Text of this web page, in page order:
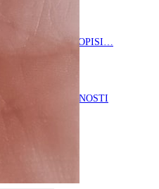
PRAVOPISI…
KNJIŽEVNOSTI